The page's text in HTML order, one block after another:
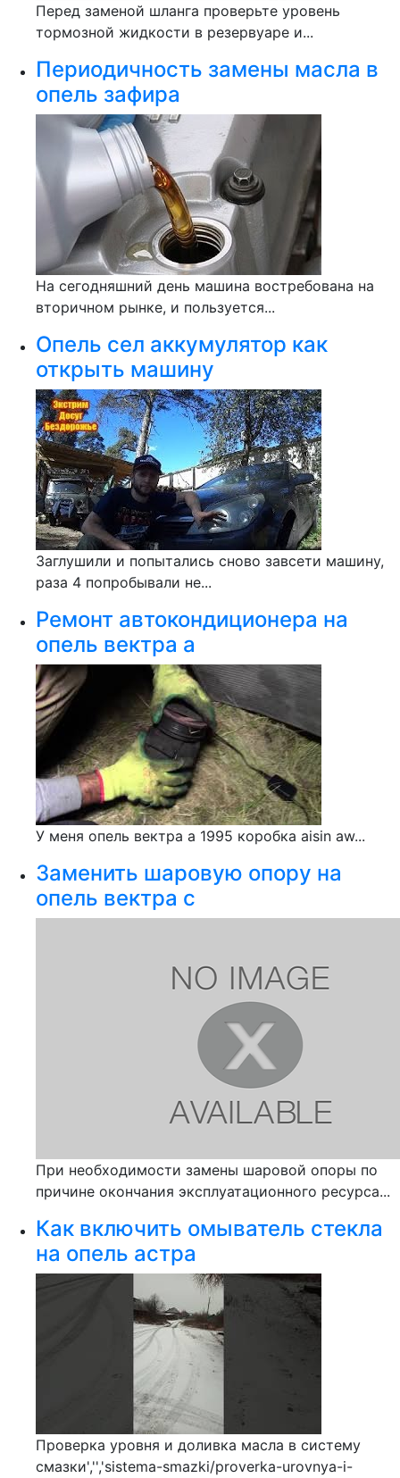
Перед заменой шланга проверьте уровень
тормозной жидкости в резервуаре и...
Периодичность замены масла в
опель зафира
На сегодняшний день машина востребована на
вторичном рынке, и пользуется...
Опель сел аккумулятор как
открыть машину
Заглушили и попытались сново завсети машину,
раза 4 попробывали не...
Ремонт автокондиционера на
опель вектра а
У меня опель вектра а 1995 коробка aisin aw...
Заменить шаровую опору на
опель вектра с
При необходимости замены шаровой опоры по
причине окончания эксплуатационного ресурса...
Как включить омыватель стекла
на опель астра
Проверка уровня и доливка масла в систему
смазки','','sistema-smazki/proverka-urovnya-i-